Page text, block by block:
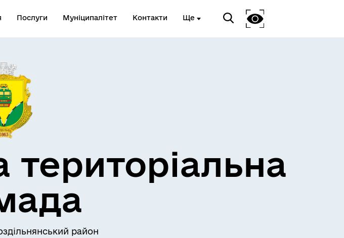
Послуги Муніципалітет Контакти Ще
Пам’яті військових громади
Квитки на потяг для
територіальна
район